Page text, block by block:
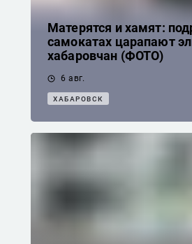
Матерятся и хамят:
самокатах царапают
хабаровчан (ФОТО)
6 авг.
ХАБАРОВСК